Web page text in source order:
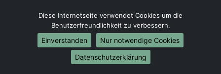
Umzug von Worms nach Dresden
Umzug von Worms nach Hannover
Umzug von Worms nach Nürnberg
Umzug von Worms nach Duisburg
Umzug von Worms nach Bochum
Diese Internetseite verwendet Cookies um die
Benutzerfreundlichkeit zu verbessern.
Einverstanden
Nur notwendige Cookies
Datenschutzerklärung